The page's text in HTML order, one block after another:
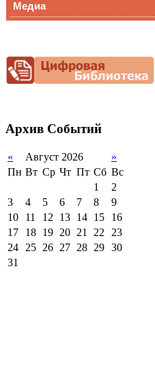
Снижение
документационной
нагрузки
Медиа
Архив Событий
« Август 2026
»
Пн Вт Ср Чт Пт Сб Вс
1
2
3
4 5 6 7 8
9
10
11 12 13 14 15
16
17
18 19 20 21 22 23
24 25 26 27 28 29 30
31